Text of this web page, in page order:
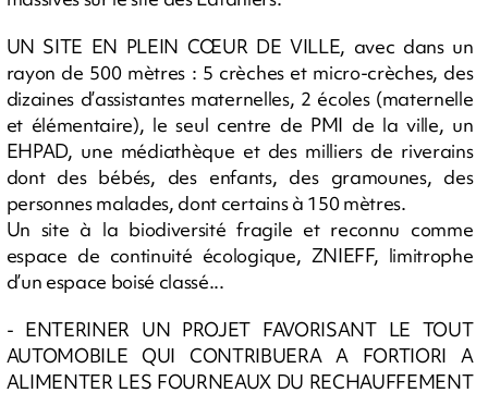
UN SITE EN PLEIN CŒUR DE VILLE, avec dans un
rayon de 500 mètres : 5 crèches et micro-crèches, des
dizaines d’assistantes maternelles, 2 écoles (maternelle
et élémentaire), le seul centre de PMI de la ville, un
EHPAD, une médiathèque et des milliers de riverains
dont des bébés, des enfants, des gramounes, des
personnes malades, dont certains à 150 mètres.
Un site à la biodiversité fragile et reconnu comme
espace de continuité écologique, ZNIEFF, limitrophe
d’un espace boisé classé...
- ENTERINER UN PROJET FAVORISANT LE TOUT
AUTOMOBILE QUI CONTRIBUERA A FORTIORI A
ALIMENTER LES FOURNEAUX DU RECHAUFFEMENT